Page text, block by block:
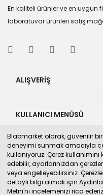
Blabmarket olarak, güvenilir bir
deneyimi sunmak amacıyla
kullanıyoruz. Çerez kullanımını
edebilir, ayarlarınızdan
veya engelleyebilirsiniz.
detaylı bilgi almak için
Metni'ni incelemenizi rica
En kaliteli ürünler ve en uygun
laboratuvar ürünleri satış
ALIŞVERİŞ
KULLANICI MENÜSÜ
BULUNDUĞUMUZ PAZAR